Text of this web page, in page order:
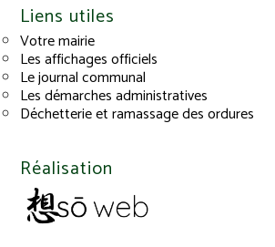
Liens utiles
Votre mairie
Les affichages officiels
Le journal communal
Les démarches administratives
Déchetterie et ramassage des ordures
Réalisation